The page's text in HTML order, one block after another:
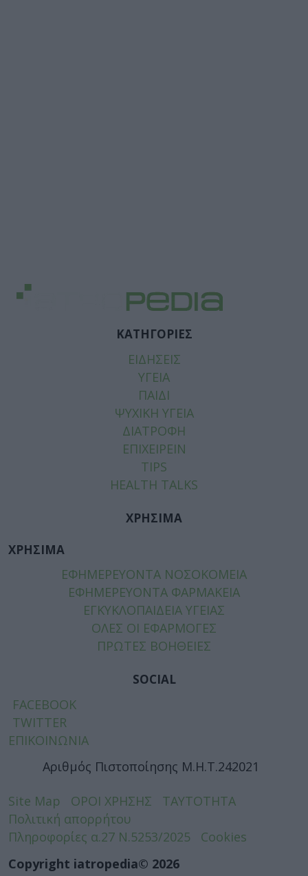
ΚΑΤΗΓΟΡΙΕΣ
ΕΙΔΗΣΕΙΣ
ΥΓΕΙΑ
ΠΑΙΔΙ
ΨΥΧΙΚΗ ΥΓΕΙΑ
ΔΙΑΤΡΟΦΗ
ΕΠΙΧΕΙΡΕΙΝ
TIPS
HEALTH TALKS
ΧΡΗΣΙΜΑ
ΧΡΗΣΙΜΑ
ΕΦΗΜΕΡΕΥΟΝΤΑ ΝΟΣΟΚΟΜΕΙΑ
ΕΦΗΜΕΡΕΥΟΝΤΑ ΦΑΡΜΑΚΕΙΑ
ΕΓΚΥΚΛΟΠΑΙΔΕΙΑ ΥΓΕΙΑΣ
ΟΛΕΣ ΟΙ ΕΦΑΡΜΟΓΕΣ
ΠΡΩΤΕΣ ΒΟΗΘΕΙΕΣ
SOCIAL
FACEBOOK
TWITTER
ΕΠΙΚΟΙΝΩΝΙΑ
Αριθμός Πιστοποίησης Μ.Η.Τ.242021
Site Map ΟΡΟΙ ΧΡΗΣΗΣ
ΤΑΥΤΟΤΗΤΑ
Πολιτική απορρήτου
Πληροφορίες α.27 Ν.5253/2025
Cookies
Copyright iatropedia© 2026